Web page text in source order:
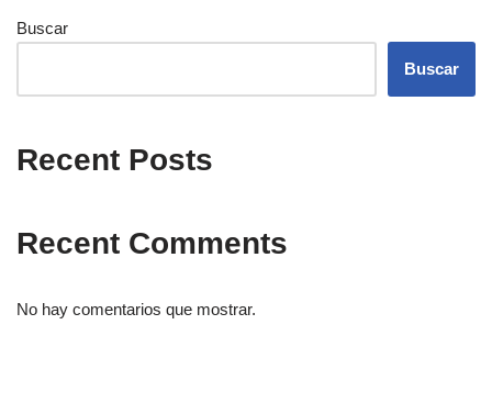
Buscar
Buscar
Recent Posts
Recent Comments
No hay comentarios que mostrar.